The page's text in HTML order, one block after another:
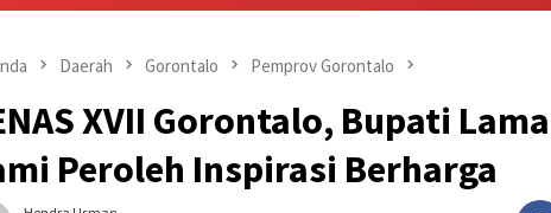
Daerah Gorontalo Pemprov Gorontalo
XVII Gorontalo, Bupati
Peroleh Inspirasi Berharga